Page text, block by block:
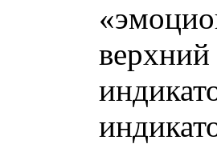
верхний